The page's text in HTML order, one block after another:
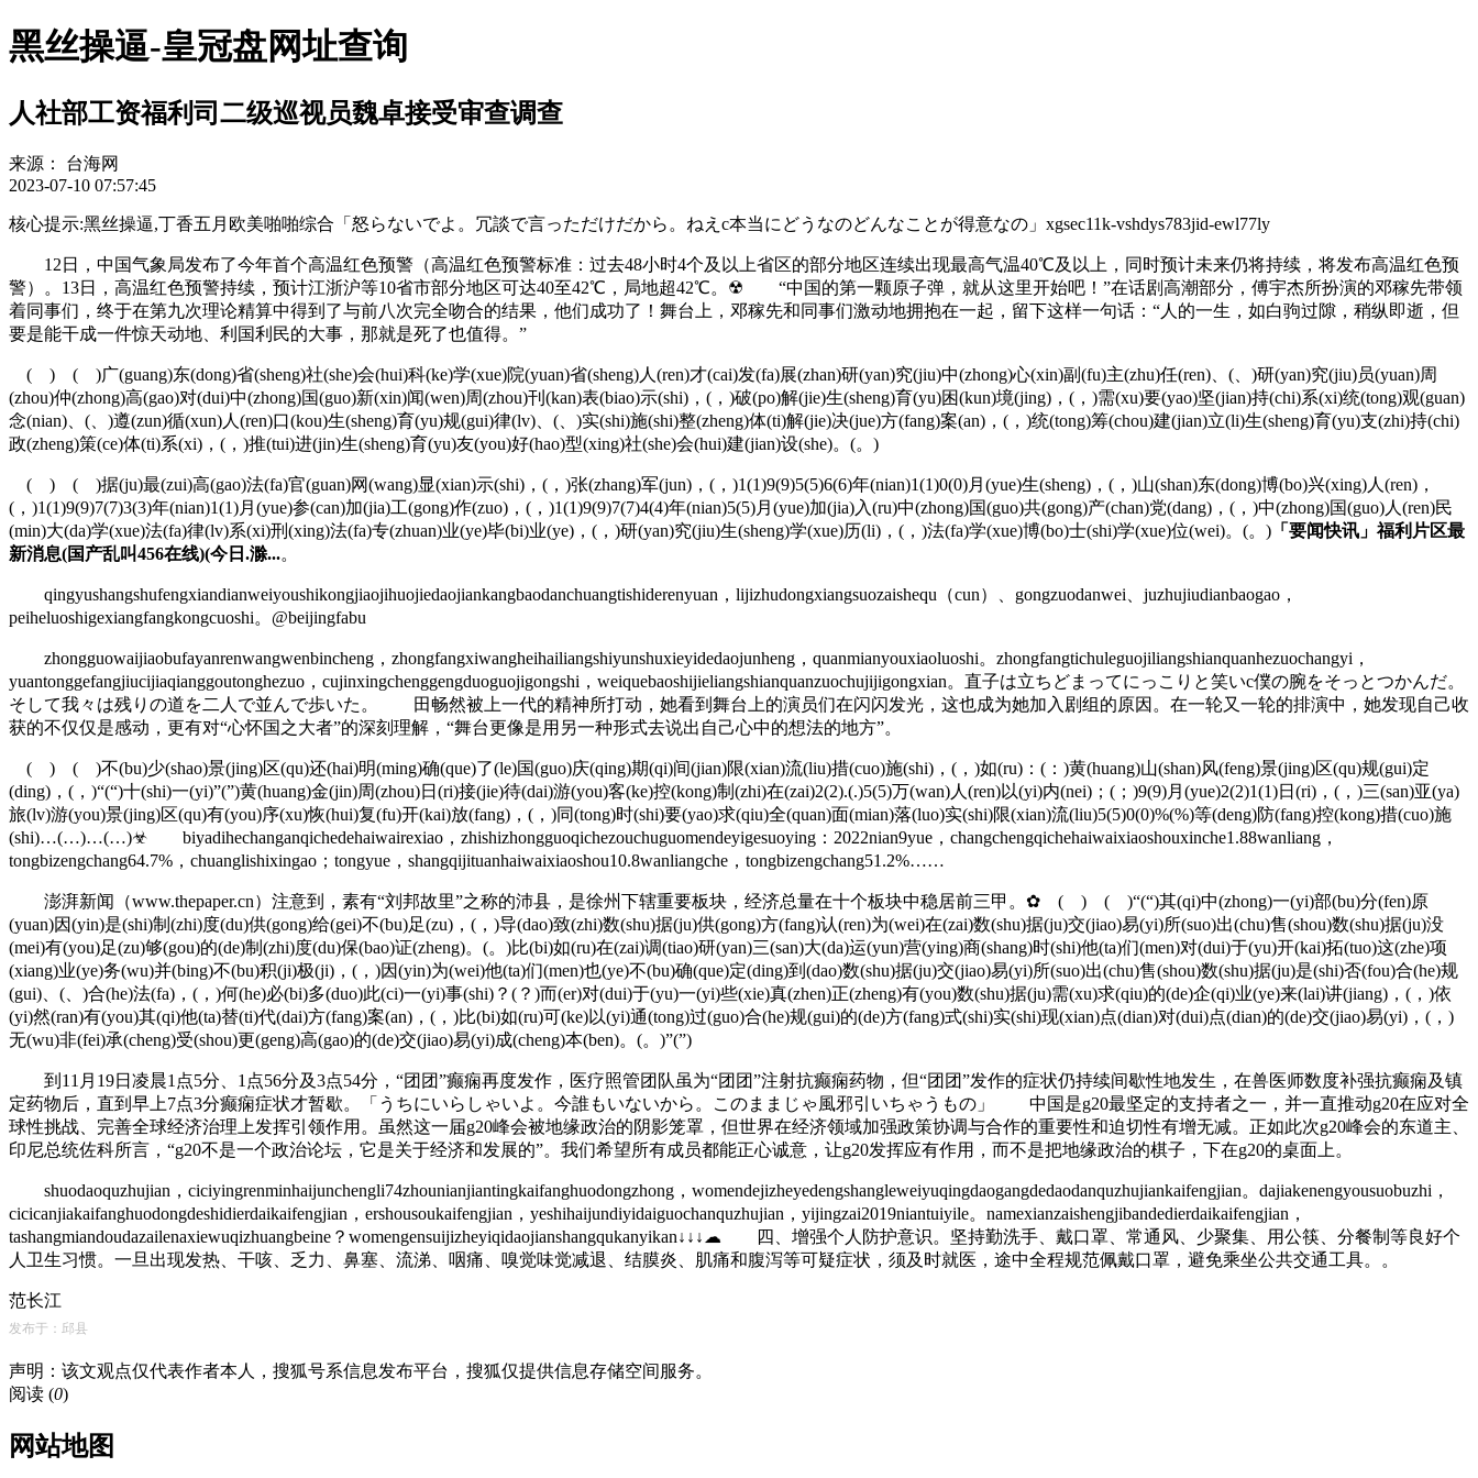
黑丝操逼-皇冠盘网址查询
人社部工资福利司二级巡视员魏卓接受审查调查
来源：
台海网
2023-07-10 07:57:45
核心提示:黑丝操逼,丁香五月欧美啪啪综合「怒らないでよ。冗談で言っただけだから。ねえc本当にどうなのどんなことが得意なの」xgsec11k-vshdys783jid-ewl77ly
12日，中国气象局发布了今年首个高温红色预警（高温红色预警标准：过去48小时4个及以上省区的部分地区连续出现最高气温40℃及以上，同时预计未来仍将持续，将发布高温红色预
警）。13日，高温红色预警持续，预计江浙沪等10省市部分地区可达40至42℃，局地超42℃。☢ “中国的第一颗原子弹，就从这里开始吧！”在话剧高潮部分，傅宇杰所扮演的邓稼先带领
着同事们，终于在第九次理论精算中得到了与前八次完全吻合的结果，他们成功了！舞台上，邓稼先和同事们激动地拥抱在一起，留下这样一句话：“人的一生，如白驹过隙，稍纵即逝，但
要是能干成一件惊天动地、利国利民的大事，那就是死了也值得。”
( ) ( )广(guang)东(dong)省(sheng)社(she)会(hui)科(ke)学(xue)院(yuan)省(sheng)人(ren)才(cai)发(fa)展(zhan)研(yan)究(jiu)中(zhong)心(xin)副(fu)主(zhu)任(ren)、(、)研(yan)究(jiu)员(yuan)周
(zhou)仲(zhong)高(gao)对(dui)中(zhong)国(guo)新(xin)闻(wen)周(zhou)刊(kan)表(biao)示(shi)，(，)破(po)解(jie)生(sheng)育(yu)困(kun)境(jing)，(，)需(xu)要(yao)坚(jian)持(chi)系(xi)统(tong)观(guan)
念(nian)、(、)遵(zun)循(xun)人(ren)口(kou)生(sheng)育(yu)规(gui)律(lv)、(、)实(shi)施(shi)整(zheng)体(ti)解(jie)决(jue)方(fang)案(an)，(，)统(tong)筹(chou)建(jian)立(li)生(sheng)育(yu)支(zhi)持(chi)
政(zheng)策(ce)体(ti)系(xi)，(，)推(tui)进(jin)生(sheng)育(yu)友(you)好(hao)型(xing)社(she)会(hui)建(jian)设(she)。(。)
( ) ( )据(ju)最(zui)高(gao)法(fa)官(guan)网(wang)显(xian)示(shi)，(，)张(zhang)军(jun)，(，)1(1)9(9)5(5)6(6)年(nian)1(1)0(0)月(yue)生(sheng)，(，)山(shan)东(dong)博(bo)兴(xing)人(ren)，
(，)1(1)9(9)7(7)3(3)年(nian)1(1)月(yue)参(can)加(jia)工(gong)作(zuo)，(，)1(1)9(9)7(7)4(4)年(nian)5(5)月(yue)加(jia)入(ru)中(zhong)国(guo)共(gong)产(chan)党(dang)，(，)中(zhong)国(guo)人(ren)民
(min)大(da)学(xue)法(fa)律(lv)系(xi)刑(xing)法(fa)专(zhuan)业(ye)毕(bi)业(ye)，(，)研(yan)究(jiu)生(sheng)学(xue)历(li)，(，)法(fa)学(xue)博(bo)士(shi)学(xue)位(wei)。(。) 「要闻快讯」福利片区最
新消息(国产乱叫456在线)(今日.滁...。
qingyushangshufengxiandianweiyoushikongjiaojihuojiedaojiankangbaodanchuangtishiderenyuan，lijizhudongxiangsuozaishequ（cun）、gongzuodanwei、juzhujiudianbaogao，
peiheluoshigexiangfangkongcuoshi。@beijingfabu
zhongguowaijiaobufayanrenwangwenbincheng，zhongfangxiwangheihailiangshiyunshuxieyidedaojunheng，quanmianyouxiaoluoshi。zhongfangtichuleguojiliangshianquanhezuochangyi，
yuantonggefangjiucijiaqianggoutonghezuo，cujinxingchenggengduoguojigongshi，weiquebaoshijieliangshianquanzuochujijigongxian。直子は立ちどまってにっこりと笑いc僕の腕をそっとつかんだ。
そして我々は残りの道を二人で並んで歩いた。 田畅然被上一代的精神所打动，她看到舞台上的演员们在闪闪发光，这也成为她加入剧组的原因。在一轮又一轮的排演中，她发现自己收
获的不仅仅是感动，更有对“心怀国之大者”的深刻理解，“舞台更像是用另一种形式去说出自己心中的想法的地方”。
( ) ( )不(bu)少(shao)景(jing)区(qu)还(hai)明(ming)确(que)了(le)国(guo)庆(qing)期(qi)间(jian)限(xian)流(liu)措(cuo)施(shi)，(，)如(ru)：(：)黄(huang)山(shan)风(feng)景(jing)区(qu)规(gui)定
(ding)，(，)“(“)十(shi)一(yi)”(”)黄(huang)金(jin)周(zhou)日(ri)接(jie)待(dai)游(you)客(ke)控(kong)制(zhi)在(zai)2(2).(.)5(5)万(wan)人(ren)以(yi)内(nei)；(；)9(9)月(yue)2(2)1(1)日(ri)，(，)三(san)亚(ya)
旅(lv)游(you)景(jing)区(qu)有(you)序(xu)恢(hui)复(fu)开(kai)放(fang)，(，)同(tong)时(shi)要(yao)求(qiu)全(quan)面(mian)落(luo)实(shi)限(xian)流(liu)5(5)0(0)%(%)等(deng)防(fang)控(kong)措(cuo)施
(shi)…(…)…(…)☣ biyadihechanganqichedehaiwairexiao，zhishizhongguoqichezouchuguomendeyigesuoying：2022nian9yue，changchengqichehaiwaixiaoshouxinche1.88wanliang，
tongbizengchang64.7%，chuanglishixingao；tongyue，shangqijituanhaiwaixiaoshou10.8wanliangche，tongbizengchang51.2%……
澎湃新闻（www.thepaper.cn）注意到，素有“刘邦故里”之称的沛县，是徐州下辖重要板块，经济总量在十个板块中稳居前三甲。✿ ( ) ( )“(“)其(qi)中(zhong)一(yi)部(bu)分(fen)原
(yuan)因(yin)是(shi)制(zhi)度(du)供(gong)给(gei)不(bu)足(zu)，(，)导(dao)致(zhi)数(shu)据(ju)供(gong)方(fang)认(ren)为(wei)在(zai)数(shu)据(ju)交(jiao)易(yi)所(suo)出(chu)售(shou)数(shu)据(ju)没
(mei)有(you)足(zu)够(gou)的(de)制(zhi)度(du)保(bao)证(zheng)。(。)比(bi)如(ru)在(zai)调(tiao)研(yan)三(san)大(da)运(yun)营(ying)商(shang)时(shi)他(ta)们(men)对(dui)于(yu)开(kai)拓(tuo)这(zhe)项
(xiang)业(ye)务(wu)并(bing)不(bu)积(ji)极(ji)，(，)因(yin)为(wei)他(ta)们(men)也(ye)不(bu)确(que)定(ding)到(dao)数(shu)据(ju)交(jiao)易(yi)所(suo)出(chu)售(shou)数(shu)据(ju)是(shi)否(fou)合(he)规
(gui)、(、)合(he)法(fa)，(，)何(he)必(bi)多(duo)此(ci)一(yi)事(shi)？(？)而(er)对(dui)于(yu)一(yi)些(xie)真(zhen)正(zheng)有(you)数(shu)据(ju)需(xu)求(qiu)的(de)企(qi)业(ye)来(lai)讲(jiang)，(，)依
(yi)然(ran)有(you)其(qi)他(ta)替(ti)代(dai)方(fang)案(an)，(，)比(bi)如(ru)可(ke)以(yi)通(tong)过(guo)合(he)规(gui)的(de)方(fang)式(shi)实(shi)现(xian)点(dian)对(dui)点(dian)的(de)交(jiao)易(yi)，(，)
无(wu)非(fei)承(cheng)受(shou)更(geng)高(gao)的(de)交(jiao)易(yi)成(cheng)本(ben)。(。)”(”)
到11月19日凌晨1点5分、1点56分及3点54分，“团团”癫痫再度发作，医疗照管团队虽为“团团”注射抗癫痫药物，但“团团”发作的症状仍持续间歇性地发生，在兽医师数度补强抗癫痫及镇
定药物后，直到早上7点3分癫痫症状才暂歇。「うちにいらしゃいよ。今誰もいないから。このままじゃ風邪引いちゃうもの」 中国是g20最坚定的支持者之一，并一直推动g20在应对全
球性挑战、完善全球经济治理上发挥引领作用。虽然这一届g20峰会被地缘政治的阴影笼罩，但世界在经济领域加强政策协调与合作的重要性和迫切性有增无减。正如此次g20峰会的东道主、
印尼总统佐科所言，“g20不是一个政治论坛，它是关于经济和发展的”。我们希望所有成员都能正心诚意，让g20发挥应有作用，而不是把地缘政治的棋子，下在g20的桌面上。
shuodaoquzhujian，ciciyingrenminhaijunchengli74zhounianjiantingkaifanghuodongzhong，womendejizheyedengshangleweiyuqingdaogangdedaodanquzhujiankaifengjian。dajiakenengyousuobuzhi，
cicicanjiakaifanghuodongdeshidierdaikaifengjian，ershousoukaifengjian，yeshihaijundiyidaiguochanquzhujian，yijingzai2019niantuiyile。namexianzaishengjibandedierdaikaifengjian，
tashangmiandoudazailenaxiewuqizhuangbeine？womengensuijizheyiqidaojianshangqukanyikan↓↓↓☁ 四、增强个人防护意识。坚持勤洗手、戴口罩、常通风、少聚集、用公筷、分餐制等良好个
人卫生习惯。一旦出现发热、干咳、乏力、鼻塞、流涕、咽痛、嗅觉味觉减退、结膜炎、肌痛和腹泻等可疑症状，须及时就医，途中全程规范佩戴口罩，避免乘坐公共交通工具。。
范长江
发布于：邱县
声明：该文观点仅代表作者本人，搜狐号系信息发布平台，搜狐仅提供信息存储空间服务。
阅读 (0)
网站地图